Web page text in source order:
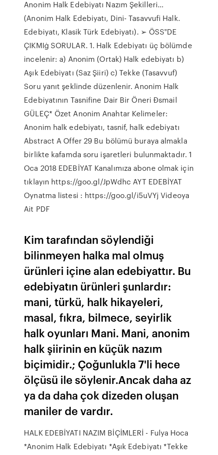
Anonim Halk Edebiyatı Nazım Şekilleri…
(Anonim Halk Edebiyatı, Dini- Tasavvufi Halk.
Edebiyatı, Klasik Türk Edebiyatı). ➢ ÖSS‟DE
ÇIKMIġ SORULAR. 1. Halk Edebiyatı üç bölümde
incelenir: a) Anonim (Ortak) Halk edebiyatı b)
Aşık Edebiyatı (Saz Şiiri) c) Tekke (Tasavvuf)
Soru yanıt şeklinde düzenlenir. Anonim Halk
Edebiyatının Tasnifine Dair Bir Öneri Đsmail
GÜLEÇ* Özet Anonim Anahtar Kelimeler:
Anonim halk edebiyatı, tasnif, halk edebiyatı
Abstract A Offer 29 Bu bölümü buraya almakla
birlikte kafamda soru işaretleri bulunmaktadır. 1
Oca 2018 EDEBİYAT Kanalımıza abone olmak için
tıklayın https://goo.gl/JpWdhc AYT EDEBİYAT
Oynatma listesi : https://goo.gl/i5uVYj Videoya
Ait PDF
Kim tarafından söylendiği
bilinmeyen halka mal olmuş
ürünleri içine alan edebiyattır. Bu
edebiyatın ürünleri şunlardır:
mani, türkü, halk hikayeleri,
masal, fıkra, bilmece, seyirlik
halk oyunları Mani. Mani, anonim
halk şiirinin en küçük nazım
biçimidir.; Çoğunlukla 7'li hece
ölçüsü ile söylenir.Ancak daha az
ya da daha çok dizeden oluşan
maniler de vardır.
HALK EDEBİYATI NAZIM BİÇİMLERİ - Fulya Hoca
*Anonim Halk Edebiyatı *Aşık Edebiyatı *Tekke